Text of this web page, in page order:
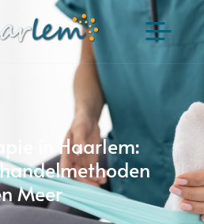
in Haarlem:
Meer